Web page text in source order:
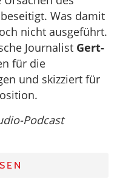
Was damit
nicht ausgeführt.
Journalist Gert-
für die
und skizziert für
Podcast